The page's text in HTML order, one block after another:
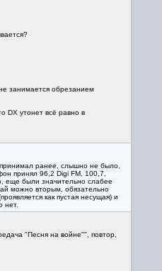
занимается обрезанием
DX утонет всё равно в
ранее, слышно не было,
принял 96,2 Digi FM, 100,7,
еще были значительно слабее
можно вторым, обязательно
как пустая несущая) и
нет.
"Песня на войне"", повтор,